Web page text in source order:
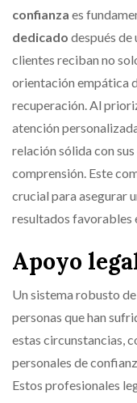
confianza es
dedicado después de
clientes reciban no
orientación empática
recuperación. Al
atención
relación sólida con
comprensión. Este
crucial para asegurar
resultados favorables
Apoyo
Un sistema robusto
personas que han
estas circunstancias,
personales de
Estos profesionales